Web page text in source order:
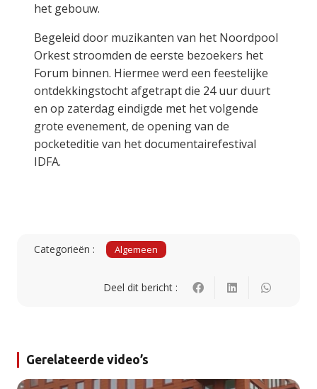
het gebouw.
Begeleid door muzikanten van het Noordpool
Orkest stroomden de eerste bezoekers het
Forum binnen. Hiermee werd een feestelijke
ontdekkingstocht afgetrapt die 24 uur duurt
en op zaterdag eindigde met het volgende
grote evenement, de opening van de
pocketeditie van het documentairefestival
IDFA.
Categorieën : Algemeen
Deel dit bericht :
Gerelateerde video’s